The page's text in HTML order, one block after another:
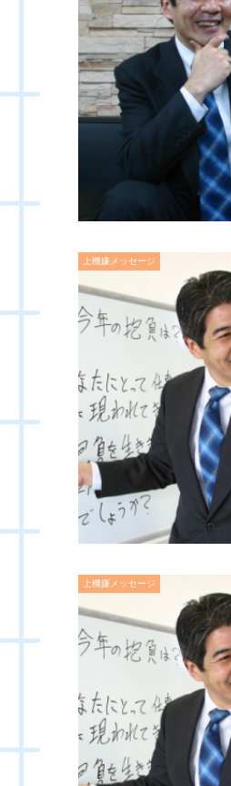
上機嫌メッセージ
上機嫌メッセージ